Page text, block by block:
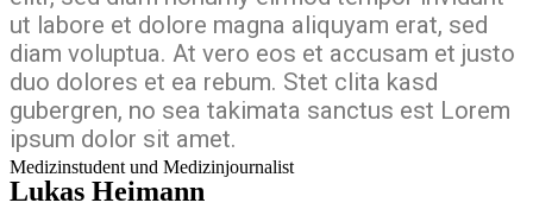
ut labore et dolore magna aliquyam erat, sed
diam voluptua. At vero eos et accusam et justo
duo dolores et ea rebum. Stet clita kasd
gubergren, no sea takimata sanctus est Lorem
ipsum dolor sit amet.
Medizinstudent und Medizinjournalist
Lukas Heimann